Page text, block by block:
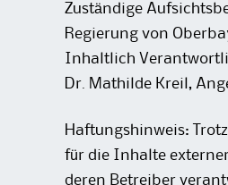
Zuständige
Regierung von
Inhaltlich
Dr. Mathilde Kreil,
Haftungshinweis:
für die Inhalte
deren Betreiber